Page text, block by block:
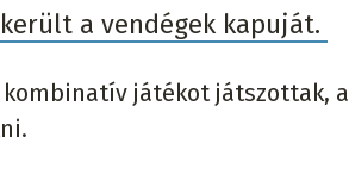
a vendégek kapuját.
kombinatív játékot játszottak, a